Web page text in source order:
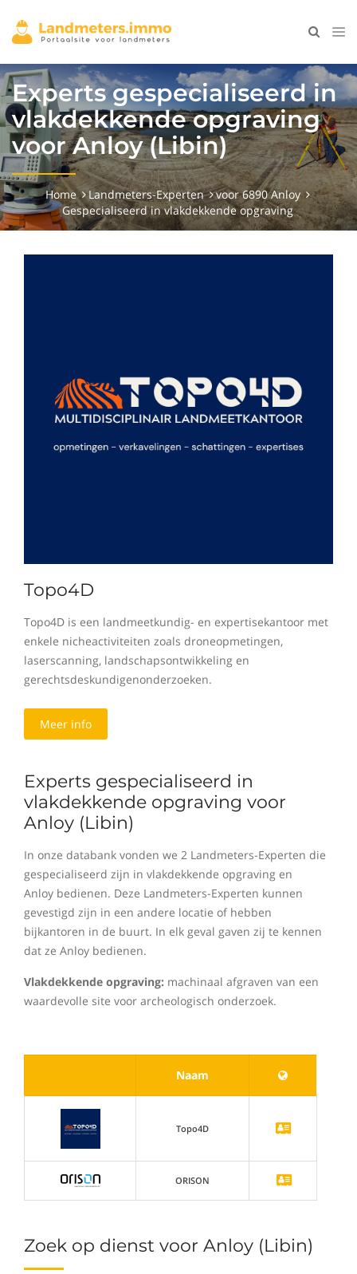
Experts gespecialiseerd in
vlakdekkende opgraving
voor Anloy (Libin)
Home Landmeters-Experten
voor 6890 Anloy
Gespecialiseerd in vlakdekkende opgraving
Zoek op dienst voor Anloy (Libin)
Topo4D
Topo4D is een landmeetkundig- en expertisekantoor met
enkele nicheactiviteiten zoals droneopmetingen,
laserscanning, landschapsontwikkeling en
gerechtsdeskundigenonderzoeken.
Meer info
Experts gespecialiseerd in
vlakdekkende opgraving voor
Anloy (Libin)
In onze databank vonden we 2 Landmeters-Experten die
gespecialiseerd zijn in vlakdekkende opgraving en
Anloy bedienen. Deze Landmeters-Experten kunnen
gevestigd zijn in een andere locatie of hebben
bijkantoren in de buurt. In elk geval gaven zij te kennen
dat ze Anloy bedienen.
Vlakdekkende opgraving: machinaal afgraven van een
waardevolle site voor archeologisch onderzoek.
Naam
Topo4D
ORISON